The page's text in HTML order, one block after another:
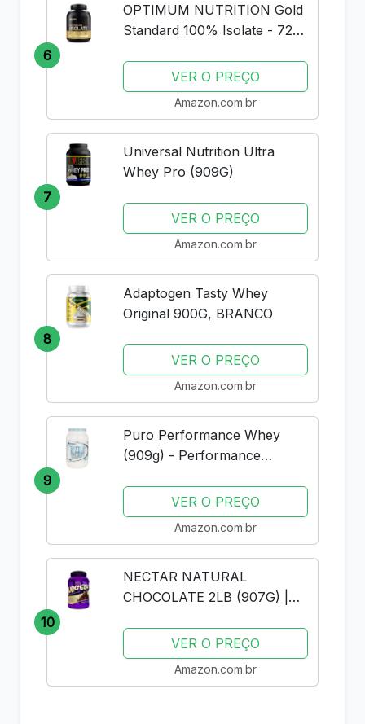
6
OPTIMUM NUTRITION Gold
Standard 100% Isolate - 720g
VER O PREÇO
Amazon.com.br
7
Universal Nutrition Ultra
Whey Pro (909G)
VER O PREÇO
Amazon.com.br
8
Adaptogen Tasty Whey
Original 900G, BRANCO
VER O PREÇO
Amazon.com.br
9
Puro Performance Whey
(909g) - Performance
VER O PREÇO
Amazon.com.br
10
NECTAR NATURAL
CHOCOLATE 2LB (907G) |
ISOLADOVER O PREÇO
Amazon.com.br